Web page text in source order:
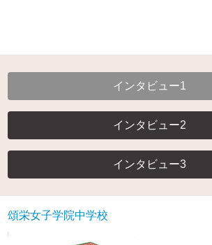
インタビュー1
インタビュー2
インタビュー3
頌栄女子学院中学校